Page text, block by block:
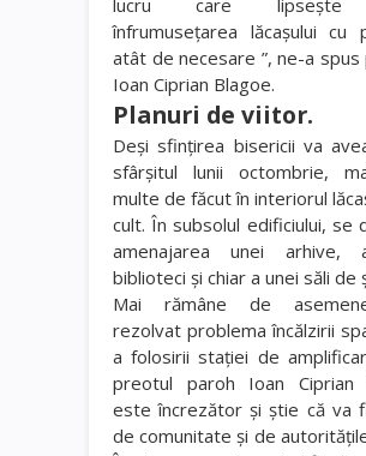
înfrumuseţarea lăcaşului cu
atât de necesare ”, ne-a
Ioan Ciprian Blagoe.
Planuri de viitor.
Deşi sfinţirea bisericii va
sfârşitul lunii octombrie,
multe de făcut în interiorul
cult. În subsolul edificiului, se
amenajarea unei arhive,
biblioteci şi chiar a unei săli de
Mai rămâne de
rezolvat problema încălzirii
a folosirii staţiei de
preotul paroh Ioan Ciprian
este încrezător şi ştie că va
de comunitate şi de